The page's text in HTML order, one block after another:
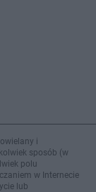
i
sposób (w
polu
w Internecie
lub